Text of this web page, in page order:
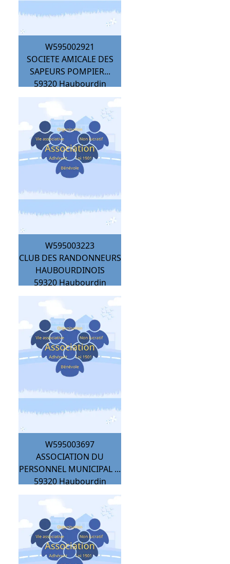
W595002921
SOCIETE AMICALE DES
SAPEURS POMPIER...
59320 Haubourdin
W595003223
CLUB DES RANDONNEURS
HAUBOURDINOIS
59320 Haubourdin
W595003697
ASSOCIATION DU
PERSONNEL MUNICIPAL ...
59320 Haubourdin